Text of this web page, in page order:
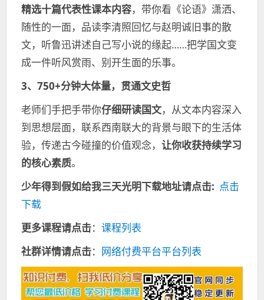
精选十篇代表性课本内容，带你看《论语》潇洒、
随性的一面，品读李清照回忆与赵明诚旧事的散
文，听鲁迅讲述自己写小说的缘起……把学国文变
成一件听风赏雨、别开生面的乐事。
3、750+分钟大体量，贯通文史哲
老师们手把手带你仔细研读国文，从文本内容深入
到思想层面，联系西南联大的背景与眼下的生活体
验，传递古今碰撞的价值观念， 让你收获持续学习
的核心素质。
少年得到假如给我三天光明下载地址请点击: 点击
下载
更多课程请点击： 课程列表
社群详情请点击： 网络付费平台平台列表